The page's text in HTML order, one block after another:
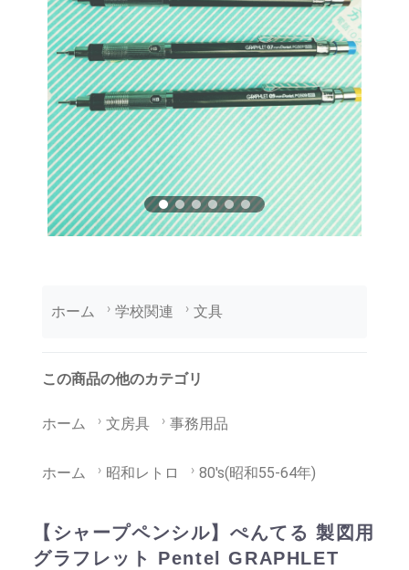
ホーム 学校関連 文具
この商品の他のカテゴリ
ホーム 文房具 事務用品
ホーム 昭和レトロ 80's(昭和55-64年)
【シャープペンシル】ぺんてる 製図用
グラフレット Pentel GRAPHLET